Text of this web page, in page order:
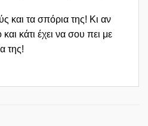
και τα σπόρια της! Κι αν
κάτι έχει να σου πει με
της!